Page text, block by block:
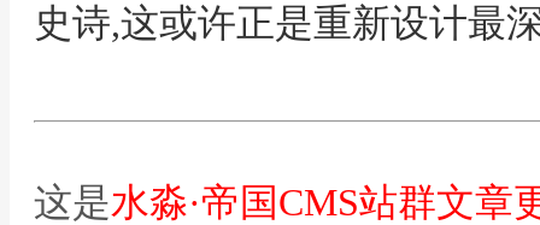
史诗,这或许正是重新设计最
这是水淼·帝国CMS站群文章